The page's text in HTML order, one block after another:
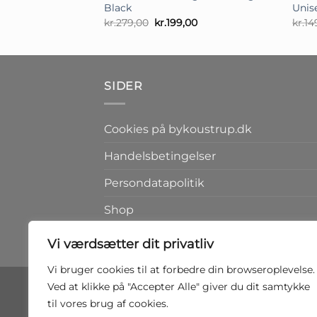
Vi værdsætter dit privatliv
Vi bruger cookies til at forbedre din browseroplevelse.
Ved at klikke på "Accepter Alle" giver du dit samtykke
til vores brug af cookies.
Black
kr.279,00 Den
oprindelige
kr.199,00Den
kr.
SIDER
Cookies på bykoustrup.dk
Handelsbetingelser
Persondatapolitik
Shop
Kontakt